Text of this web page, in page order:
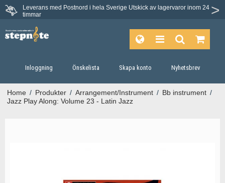
Leverans med Postnord i hela Sverige Utskick av lagervaror inom 24
timmar
Du har 30 dagars ångerrätt.
Inloggning Önskelista Skapa konto Nyhetsbrev
Home / Produkter / Arrangement/Instrument / Bb instrument /
Jazz Play Along: Volume 23 - Latin Jazz